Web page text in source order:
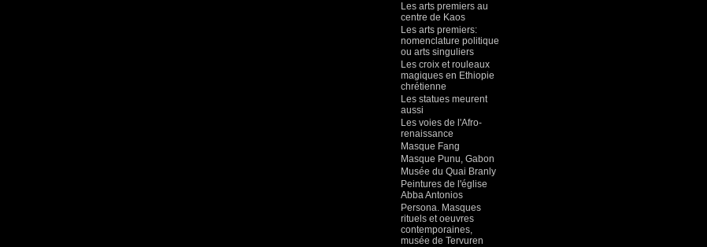
Les arts premiers au
centre de Kaos
Les arts premiers:
nomenclature politique
ou arts singuliers
Les croix et rouleaux
magiques en Ethiopie
chrétienne
Les statues meurent
aussi
Les voies de l'Afro-
renaissance
Masque Fang
Masque Punu, Gabon
Musée du Quai Branly
Peintures de l'église
Abba Antonios
Persona. Masques
rituels et oeuvres
contemporaines,
musée de Tervuren